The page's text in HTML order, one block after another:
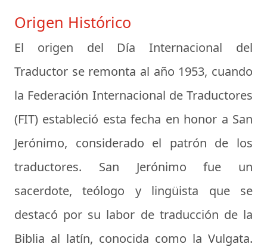
Origen Histórico
El origen del Día Internacional del
Traductor se remonta al año 1953, cuando
la Federación Internacional de Traductores
(FIT) estableció esta fecha en honor a San
Jerónimo, considerado el patrón de los
traductores. San Jerónimo fue un
sacerdote, teólogo y lingüista que se
destacó por su labor de traducción de la
Biblia al latín, conocida como la Vulgata.